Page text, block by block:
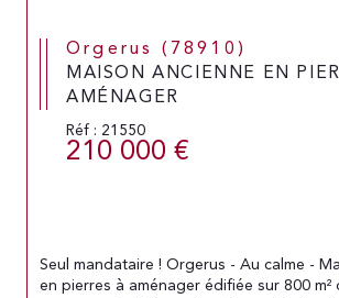
Orgerus (78910)
MAISON ANCIENNE EN
AMÉNAGER
Réf : 21550
210 000 €
Seul mandataire ! Orgerus - Au calme -
en pierres à aménager édifiée sur 800 m²